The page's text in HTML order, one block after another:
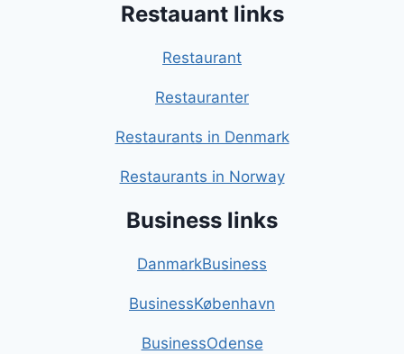
Restauant links
Restaurant
Restauranter
Restaurants in Denmark
Restaurants in Norway
Business links
DanmarkBusiness
BusinessKøbenhavn
BusinessOdense